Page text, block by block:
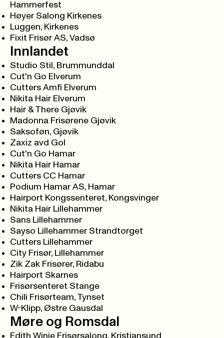
Hammerfest
Høyer Salong Kirkenes
Luggen, Kirkenes
Fixit Frisør AS, Vadsø
Innlandet
Studio Stil, Brummunddal
Cut'n Go Elverum
Cutters Amfi Elverum
Nikita Hair Elverum
Hair & There Gjøvik
Madonna Frisørene Gjøvik
Saksoføn, Gjøvik
Zaxiz avd Gol
Cut'n Go Hamar
Nikita Hair Hamar
Cutters CC Hamar
Podium Hamar AS, Hamar
Hairport Kongssenteret, Kongsvinger
Nikita Hair Lillehammer
Sans Lillehammer
Sayso Lillehammer Strandtorget
Cutters Lillehammer
City Frisør, Lillehammer
Zik Zak Frisører, Ridabu
Hairport Skarnes
Frisørsenteret Stange
Chili Frisørteam, Tynset
W-Klipp, Østre Gausdal
Møre og Romsdal
Edith Winje Frisørsalong, Kristiansund